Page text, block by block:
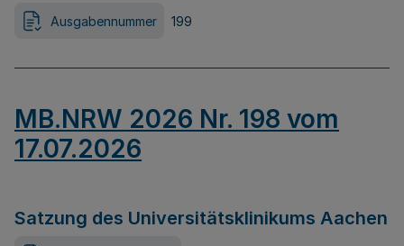
Ausgabennummer 199
MB.NRW 2026 Nr. 198 vom
17.07.2026
Satzung des Universitätsklinikums Aachen